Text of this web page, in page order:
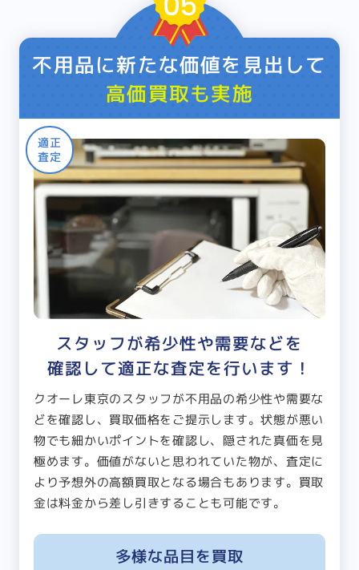
不用品に新たな価値を見出して
高価買取も実施
適正
査定
スタッフが希少性や需要などを
確認して適正な査定を行います！
クオーレ東京のスタッフが不用品の希少性や需要な
どを確認し、買取価格をご提示します。状態が悪い
物でも細かいポイントを確認し、隠された真価を見
極めます。価値がないと思われていた物が、査定に
より予想外の高額買取となる場合もあります。買取
金は料金から差し引きすることも可能です。
多様な品目を買取